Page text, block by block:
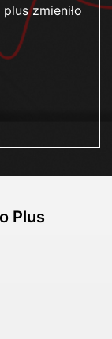
zmieniło
Plus